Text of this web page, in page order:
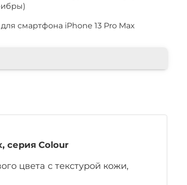
смартфона iPhone 13 Pro Max
серия Colour
цвета с текстурой кожи,